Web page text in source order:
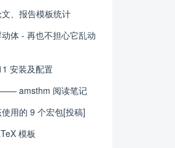
、报告模板统计
体 - 再也不担心它乱动
安装及配置
—— amsthm 阅读笔记
用的 9 个宏包[投稿]
模板